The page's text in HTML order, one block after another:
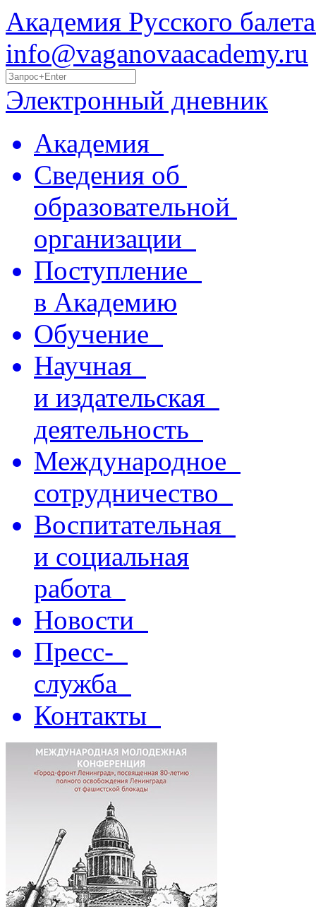
Академия Русского
info@vaganovaacademy.ru
Электронный дневник
Академия
Сведения об
образовательной
организации
Поступление
в Академию
Обучение
Научная
и издательская
деятельность
Международное
сотрудничество
Воспитательная
и социальная
работа
Новости
Пресс-
служба
Контакты